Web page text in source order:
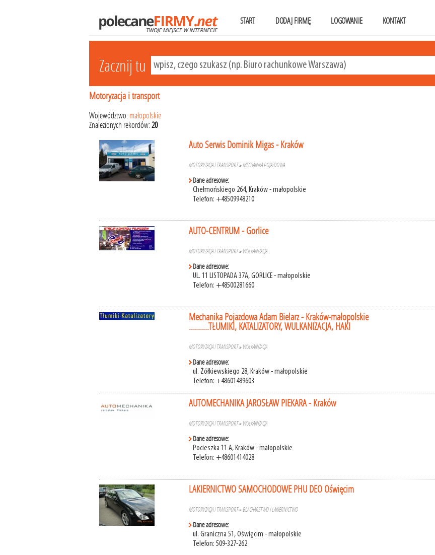
START DODAJ FIRMĘ LOGOWANIE KONTAKT
Zacznij tu
Motoryzacja i transport
Województwo: małopolskie
Znalezionych rekordów:20
Auto Serwis Dominik Migas - Kraków
MOTORYZACJA I TRANSPORT»MECHANIKA POJAZDOWA
Dane adresowe:
Chełmońskiego 264, Kraków - małopolskie
Telefon: +48509948210
AUTO-CENTRUM - Gorlice
MOTORYZACJA I TRANSPORT» WULKANIZACJA
Dane adresowe:
UL. 11 LISTOPADA 37A, GORLICE - małopolskie
Telefon: +48500281660
Mechanika Pojazdowa Adam Bielarz - Kraków-małopolskie
..........TŁUMIKI, KATALIZATORY, WULKANIZACJA, HAKI
MOTORYZACJA I TRANSPORT» WULKANIZACJA
Dane adresowe:
ul. Żółkiewskiego 28, Kraków - małopolskie
Telefon: +48601489603
AUTOMECHANIKA JAROSŁAW PIEKARA - Kraków
MOTORYZACJA I TRANSPORT» WULKANIZACJA
Dane adresowe:
Pocieszka 11 A, Kraków - małopolskie
Telefon: +48601414028
LAKIERNICTWO SAMOCHODOWE PHU DEO Oświęcim
MOTORYZACJA I TRANSPORT»BLACHARSTWO I LAKIERNICTWO
Dane adresowe:
ul. Graniczna 51, Oświęcim - małopolskie
Telefon: 509-327-262